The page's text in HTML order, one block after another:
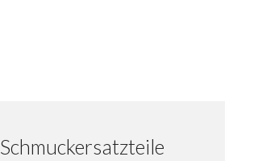
Schmuckersatzteile